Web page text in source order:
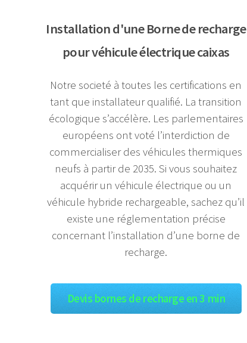
Installation d'une Borne de recharge
pour véhicule électrique caixas
Notre societé à toutes les certifications en
tant que installateur qualifié. La transition
écologique s’accélère. Les parlementaires
européens ont voté l’interdiction de
commercialiser des véhicules thermiques
neufs à partir de 2035. Si vous souhaitez
acquérir un véhicule électrique ou un
véhicule hybride rechargeable, sachez qu’il
existe une réglementation précise
concernant l’installation d’une borne de
recharge.
Devis bornes de recharge en 3 min